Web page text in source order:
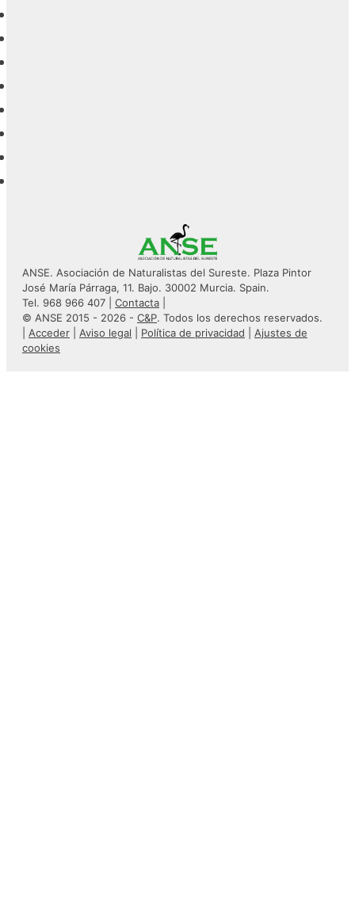
ANSE. Asociación de Naturalistas del Sureste. Plaza Pintor
José María Párraga, 11. Bajo. 30002 Murcia. Spain.
Tel. 968 966 407 | Contacta
© ANSE 2015 - 2026 - C&P. Todos los derechos reservados.
Acceder Aviso legal Política de privacidad
Ajustes de
cookies